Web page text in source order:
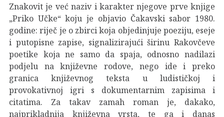
Znakovit je već naziv i karakter njegove prve knjige
„Priko Učke“ koju je objavio Čakavski sabor 1980.
godine: riječ je o zbirci koja objedinjuje poeziju, eseje
i putopisne zapise, signalizirajući širinu Rakovčeve
poetike koja ne samo da spaja, odnosno nadilazi
podjelu na književne rodove, nego ide i preko
granica književnog teksta u ludističkoj i
provokativnoj igri s dokumentarnim zapisima i
citatima. Za takav zamah roman je, dakako,
najprikladnija književna vrsta, te ga i danas